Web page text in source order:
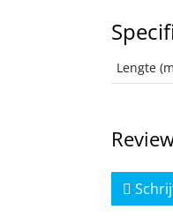
Lengte